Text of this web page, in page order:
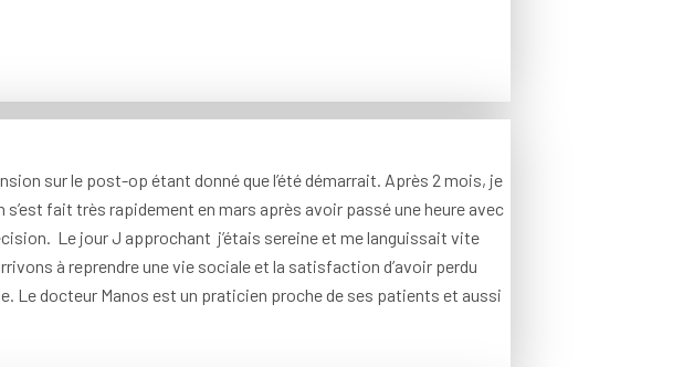
sur le post-op étant donné que l’été démarrait. Après 2 mois, je
fait très rapidement en mars après avoir passé une heure avec
Le jour J approchant j’étais sereine et me languissait vite
à reprendre une vie sociale et la satisfaction d’avoir perdu
Le docteur Manos est un praticien proche de ses patients et aussi